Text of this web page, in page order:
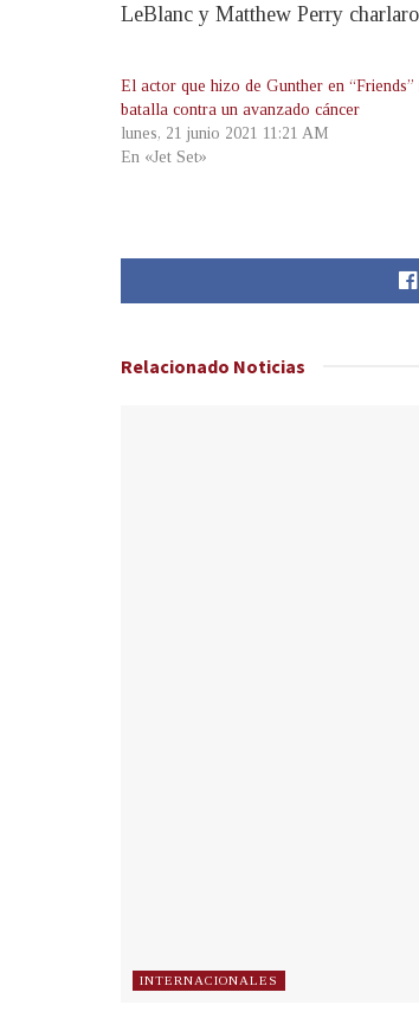
LeBlanc y Matthew Perry
El actor que hizo de Gunther en
batalla contra un avanzado cáncer
lunes, 21 junio 2021 11:21 AM
En «Jet Set»
Relacionado Noticias
INTERNACIONALES